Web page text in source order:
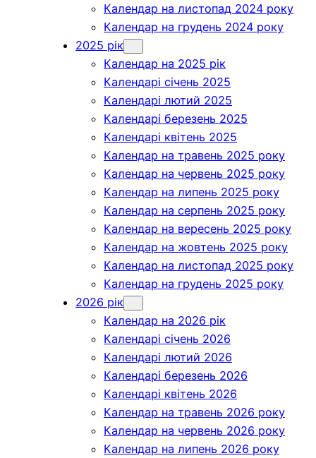
Календар на листопад 2024 року
Календар на грудень 2024 року
2025 рік
Календар на 2025 рік
Календарі січень 2025
Календарі лютий 2025
Календарі березень 2025
Календарі квітень 2025
Календар на травень 2025 року
Календар на червень 2025 року
Календар на липень 2025 року
Календар на серпень 2025 року
Календар на вересень 2025 року
Календар на жовтень 2025 року
Календар на листопад 2025 року
Календар на грудень 2025 року
2026 рік
Календар на 2026 рік
Календарі січень 2026
Календарі лютий 2026
Календарі березень 2026
Календарі квітень 2026
Календар на травень 2026 року
Календар на червень 2026 року
Календар на липень 2026 року